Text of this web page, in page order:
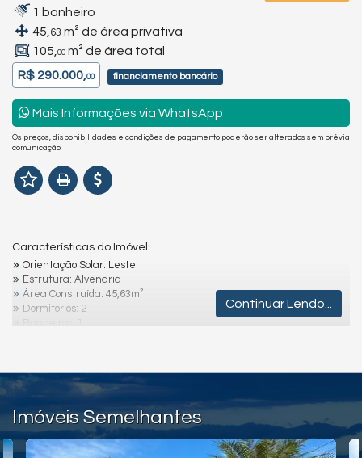
1 banheiro
45, 63 m² de área privativa
105, 00 m² de área total
R$ 290.000,00 financiamento bancário
Mais Informações via WhatsApp
Os preços, disponibilidades e condições de pagamento poderão ser alterados sem prévia
comunicação.
Características do Imóvel:
Orientação Solar: Leste
Estrutura: Alvenaria
Área Construída: 45,63m²
Dormitórios: 2
Destaques e Diferenciais:
Próximo a Mercados, Lojas, Farmácias e Academia
O sonho do imóvel na praia está mais próximo do que você imagina,
venha descobrir!
Continuar Lendo...
Imóveis Semelhantes